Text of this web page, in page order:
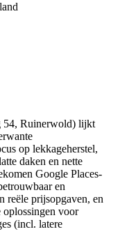
54, Ruinerwold) lijkt
op lekkageherstel,
daken en nette
Google Places-
en
reële prijsopgaven, en
oplossingen voor
(incl. latere